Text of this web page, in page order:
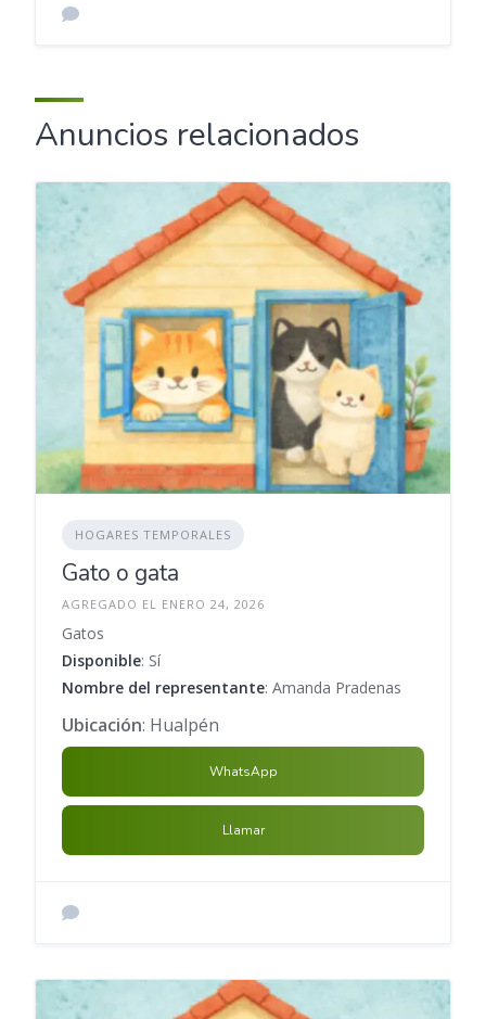
Anuncios relacionados
HOGARES TEMPORALES
Gato o gata
AGREGADO EL ENERO 24, 2026
Gatos
Disponible: Sí
Nombre del representante: Amanda Pradenas
Ubicación: Hualpén
WhatsApp
Llamar